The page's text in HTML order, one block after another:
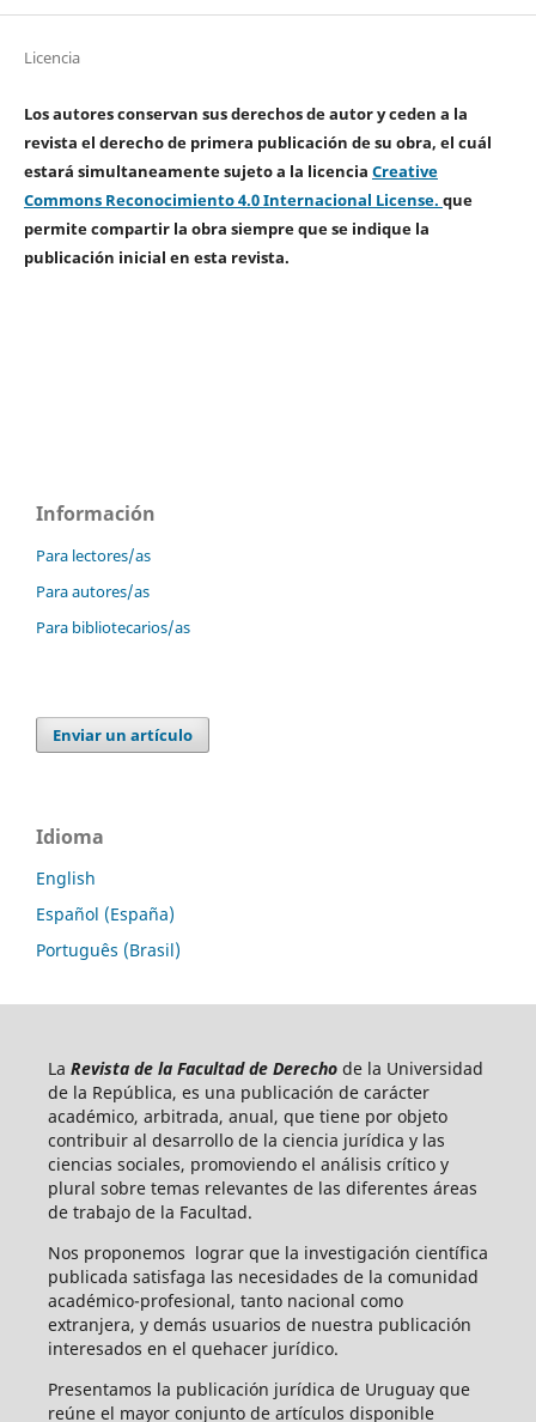
Licencia
Los autores conservan sus derechos de autor y ceden a la
revista el derecho de primera publicación de su obra, el cuál
estará simultaneamente sujeto a la licencia Creative
Commons Reconocimiento 4.0 Internacional License. que
permite compartir la obra siempre que se indique la
publicación inicial en esta revista.
Información
Para lectores/as
Para autores/as
Para bibliotecarios/as
Enviar un artículo
Idioma
English
Español (España)
Português (Brasil)
La Revista de la Facultad de Derecho de la Universidad
de la República, es una publicación de carácter
académico, arbitrada, anual, que tiene por objeto
contribuir al desarrollo de la ciencia jurídica y las
ciencias sociales, promoviendo el análisis crítico y
plural sobre temas relevantes de las diferentes áreas
de trabajo de la Facultad.
Nos proponemos lograr que la investigación científica
publicada satisfaga las necesidades de la comunidad
académico-profesional, tanto nacional como
extranjera, y demás usuarios de nuestra publicación
interesados en el quehacer jurídico.
Presentamos la publicación jurídica de Uruguay que
reúne el mayor conjunto de artículos disponible